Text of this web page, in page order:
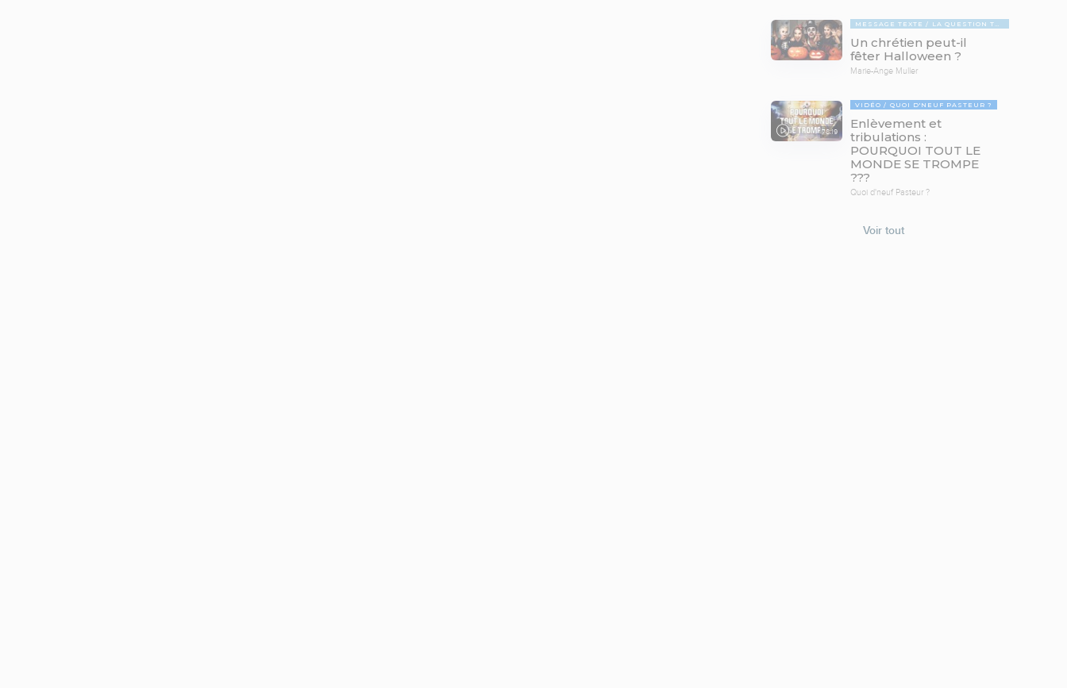
MESSAGE TEXTE LA QUESTION TABOUE
Un chrétien peut-il
fêter Halloween ?
Marie-Ange Muller
78:19
VIDÉO QUOI D'NEUF PASTEUR ?
Enlèvement et
tribulations :
POURQUOI TOUT LE
MONDE SE TROMPE
???
Quoi d'neuf Pasteur ?
Voir tout